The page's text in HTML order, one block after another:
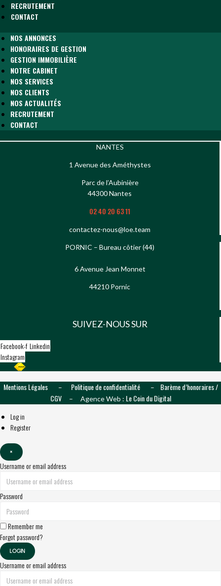
RECRUTEMENT
CONTACT
NOS ANNONCES
HONORAIRES DE GESTION
GESTION IMMOBILIÈRE
NOTRE CABINET
NOS SERVICES
NOS CLIENTS
NOS ACTUALITÉS
RECRUTEMENT
CONTACT
NANTES
1 Avenue des Améthystes
Parc de l’Aubinière
44300 Nantes
02 40 20 63 11
contactez-nous@loe.team
PORNIC – Bureau côtier (44)
6 Avenue Jean Monnet
44210 Pornic
SUIVEZ-NOUS SUR
Facebook-f Linkedin
Instagram
Mentions Légales– Politique de confidentialité– Barème d’honoraires /
CGV– Agence Web : Le Coin du Digital
Log in
Register
×
Username or email address
Password
Remember me
Forgot password?
LOGIN
Username or email address